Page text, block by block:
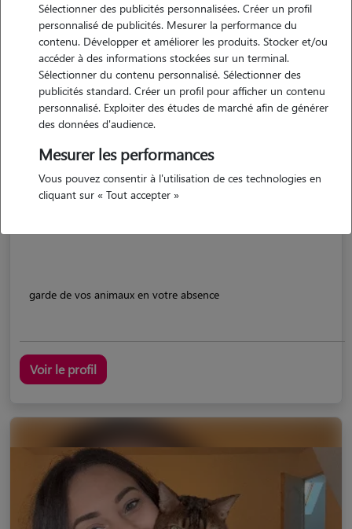
Julie
ETOUTTEVILLE 76190
garde de vos animaux en votre absence
Voir le profil
Sélectionner des publicités personnalisées. Créer un profil
personnalisé de publicités. Mesurer la performance du
contenu. Développer et améliorer les produits. Stocker et/ou
accéder à des informations stockées sur un terminal.
Sélectionner du contenu personnalisé. Sélectionner des
publicités standard. Créer un profil pour afficher un contenu
personnalisé. Exploiter des études de marché afin de générer
des données d'audience.
Mesurer les performances
Vous pouvez consentir à l'utilisation de ces technologies en
cliquant sur « Tout accepter »